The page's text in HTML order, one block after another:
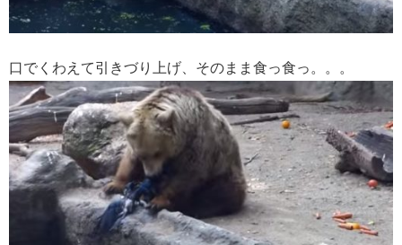
口でくわえて引きづり上げ、そのまま食っ食っ。。。